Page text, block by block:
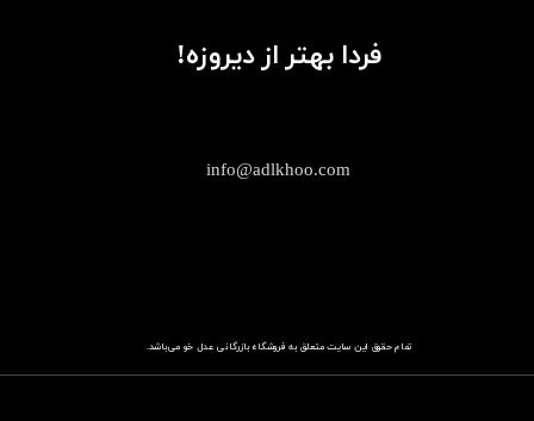
تمام حقوق این سایت متعلق به فروشگاهباز​​​​​​​رگانی عدل خو می‌باشد.
info@adlkhoo.com
فردا بهتر از دیروزه!